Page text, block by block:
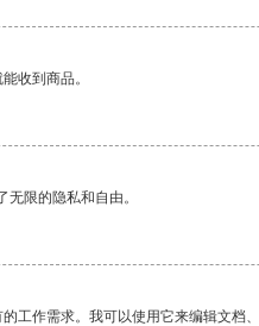
收到商品。
限的隐私和自由。
工作需求。我可以使用它来编辑文档